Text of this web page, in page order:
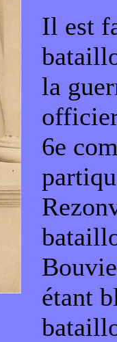
Il est
la
6e
étant